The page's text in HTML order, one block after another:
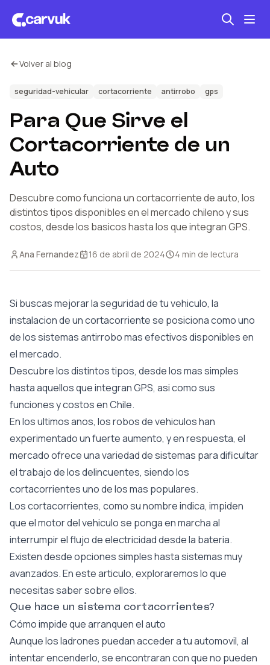
Seguro automotriz
Mantención kilometraje
Revisión técnica
Volver al blog
seguridad-vehicular cortacorriente antirrobo gps
Para Que Sirve el
Cortacorriente de un
Auto
Descubre como funciona un cortacorriente de auto, los
distintos tipos disponibles en el mercado chileno y sus
costos, desde los basicos hasta los que integran GPS.
Ana Fernandez 16 de abril de 2024 4 min de lectura
Si buscas mejorar la seguridad de tu vehiculo, la
instalacion de un cortacorriente se posiciona como uno
de los sistemas antirrobo mas efectivos disponibles en
el mercado.
Descubre los distintos tipos, desde los mas simples
hasta aquellos que integran GPS, asi como sus
funciones y costos en Chile.
En los ultimos anos, los robos de vehiculos han
experimentado un fuerte aumento, y en respuesta, el
mercado ofrece una variedad de sistemas para dificultar
el trabajo de los delincuentes, siendo los
cortacorrientes uno de los mas populares.
Los cortacorrientes, como su nombre indica, impiden
que el motor del vehiculo se ponga en marcha al
interrumpir el flujo de electricidad desde la bateria.
Existen desde opciones simples hasta sistemas muy
avanzados. En este articulo, exploraremos lo que
necesitas saber sobre ellos.
Que hace un sistema cortacorrientes?
Cómo impide que arranquen el auto
Aunque los ladrones puedan acceder a tu automovil, al
intentar encenderlo, se encontraran con que no pueden